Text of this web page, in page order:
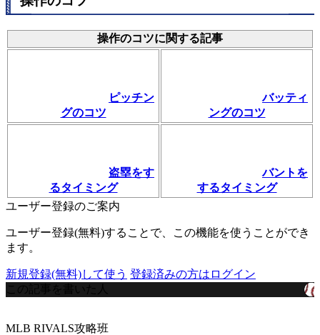
操作のコツに関する記事
ピッチン
グのコツ
バッティ
ングのコツ
盗塁をす
るタイミング
バントを
するタイミング
ユーザー登録のご案内
ユーザー登録(無料)することで、この機能を使うことができ
ます。
新規登録(無料)して使う 登録済みの方はログイン
この記事を書いた人
MLB RIVALS攻略班